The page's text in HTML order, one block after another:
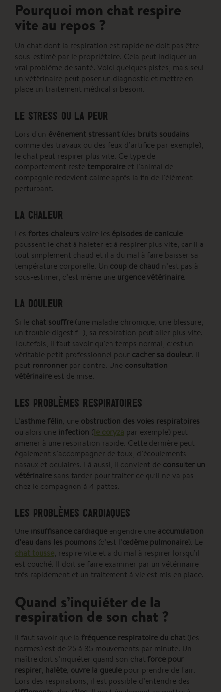
Pourquoi mon chat respire
vite au repos ?
Un chat dont la respiration est rapide ne doit pas être
sous-estimé par le propriétaire. Cela peut indiquer un
vrai problème de santé. Voici quelques pistes, mais seul
un vétérinaire peut poser un diagnostic et mettre en
place un traitement médical si besoin.
LE STRESS OU LA PEUR
Lors d’un événement stressant (des bruits soudains
comme des travaux ou des feux d’artifice par exemple),
le chat peut respirer plus vite. Ce type de
comportement reste temporaire et l’animal de
compagnie redevient calme après la fin de l’élément
perturbant.
LA CHALEUR
Les fortes chaleurs voire les épisodes de canicule
poussent le chat à haleter et à respirer plus vite, car il a
tout simplement chaud et il a du mal à faire baisser sa
température corporelle. Un coup de chaud n’est pas à
sous-estimer, c’est même une urgence vétérinaire.
LA DOULEUR
Si le chat souffre (une maladie chronique, une blessure,
un trouble digestif…), sa respiration peut aller plus vite.
Toutefois, il faut savoir qu’en temps normal, c’est un
véritable petit professionnel pour cacher sa douleur. Il
peut ronronner par contre. Une consultation
vétérinaire est de mise.
LES PROBLÈMES RESPIRATOIRES
L’asthme félin, une obstruction des voies respiratoires
ou alors une infection (le coryza par exemple) peut
amener à une respiration rapide. Cette dernière peut
également s’accompagner de toux, d’écoulements
nasaux et oculaires. Là aussi, il convient de consulter un
vétérinaire sans tarder pour traiter ce qu’il ne va pas
chez le compagnon à 4 pattes.
LES PROBLÈMES CARDIAQUES
Une insuffisance cardiaque engendre une accumulation
d’eau dans les poumons (c’est l’œdème pulmonaire). Le
chat tousse, respire vite et a du mal à respirer lorsqu’il
est couché. Il doit se faire examiner par un vétérinaire
très rapidement et un traitement à vie est mis en place.
Quand s’inquiéter de la
respiration de son chat ?
Il faut savoir que la fréquence respiratoire du chat (les
normes) est de 25 à 35 mouvements par minute. Un
maître doit s’inquiéter quand son chat force pour
respirer, halète, ouvre la gueule pour prendre de l’air.
Lors des respirations, il est possible d’entendre des